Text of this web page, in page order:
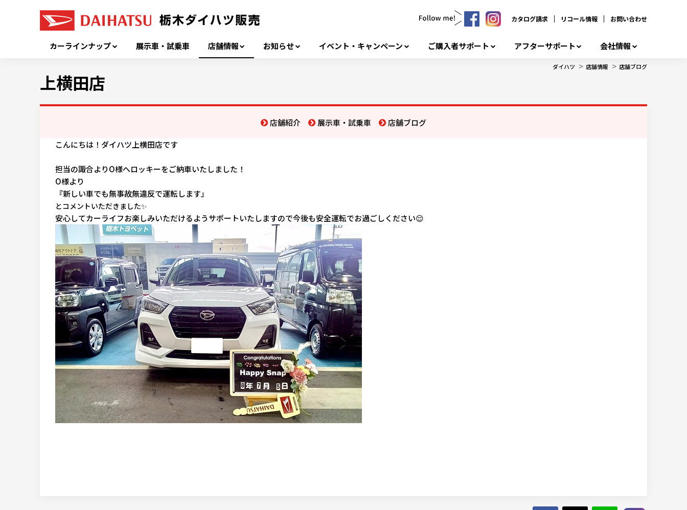
カタログ請求 リコール情報 お問い合わせ
カーラインナップ 展示車・試乗車 店舗情報 お知らせ イベント・キャンペーン ご購入者サポート アフターサポート 会社情報
ダイハツ > 店舗情報 > 店舗ブログ
上横田店
店舗紹介 展示車・試乗車 店舗ブログ
こんにちは！ダイハツ上横田店です
担当の諏合よりO様へロッキーをご納車いたしました！
O様より
『新しい車でも無事故無違反で運転します』
とコメントいただきました✨
安心してカーライフお楽しみいただけるようサポートいたしますので今後も安全運転でお過ごしください😌